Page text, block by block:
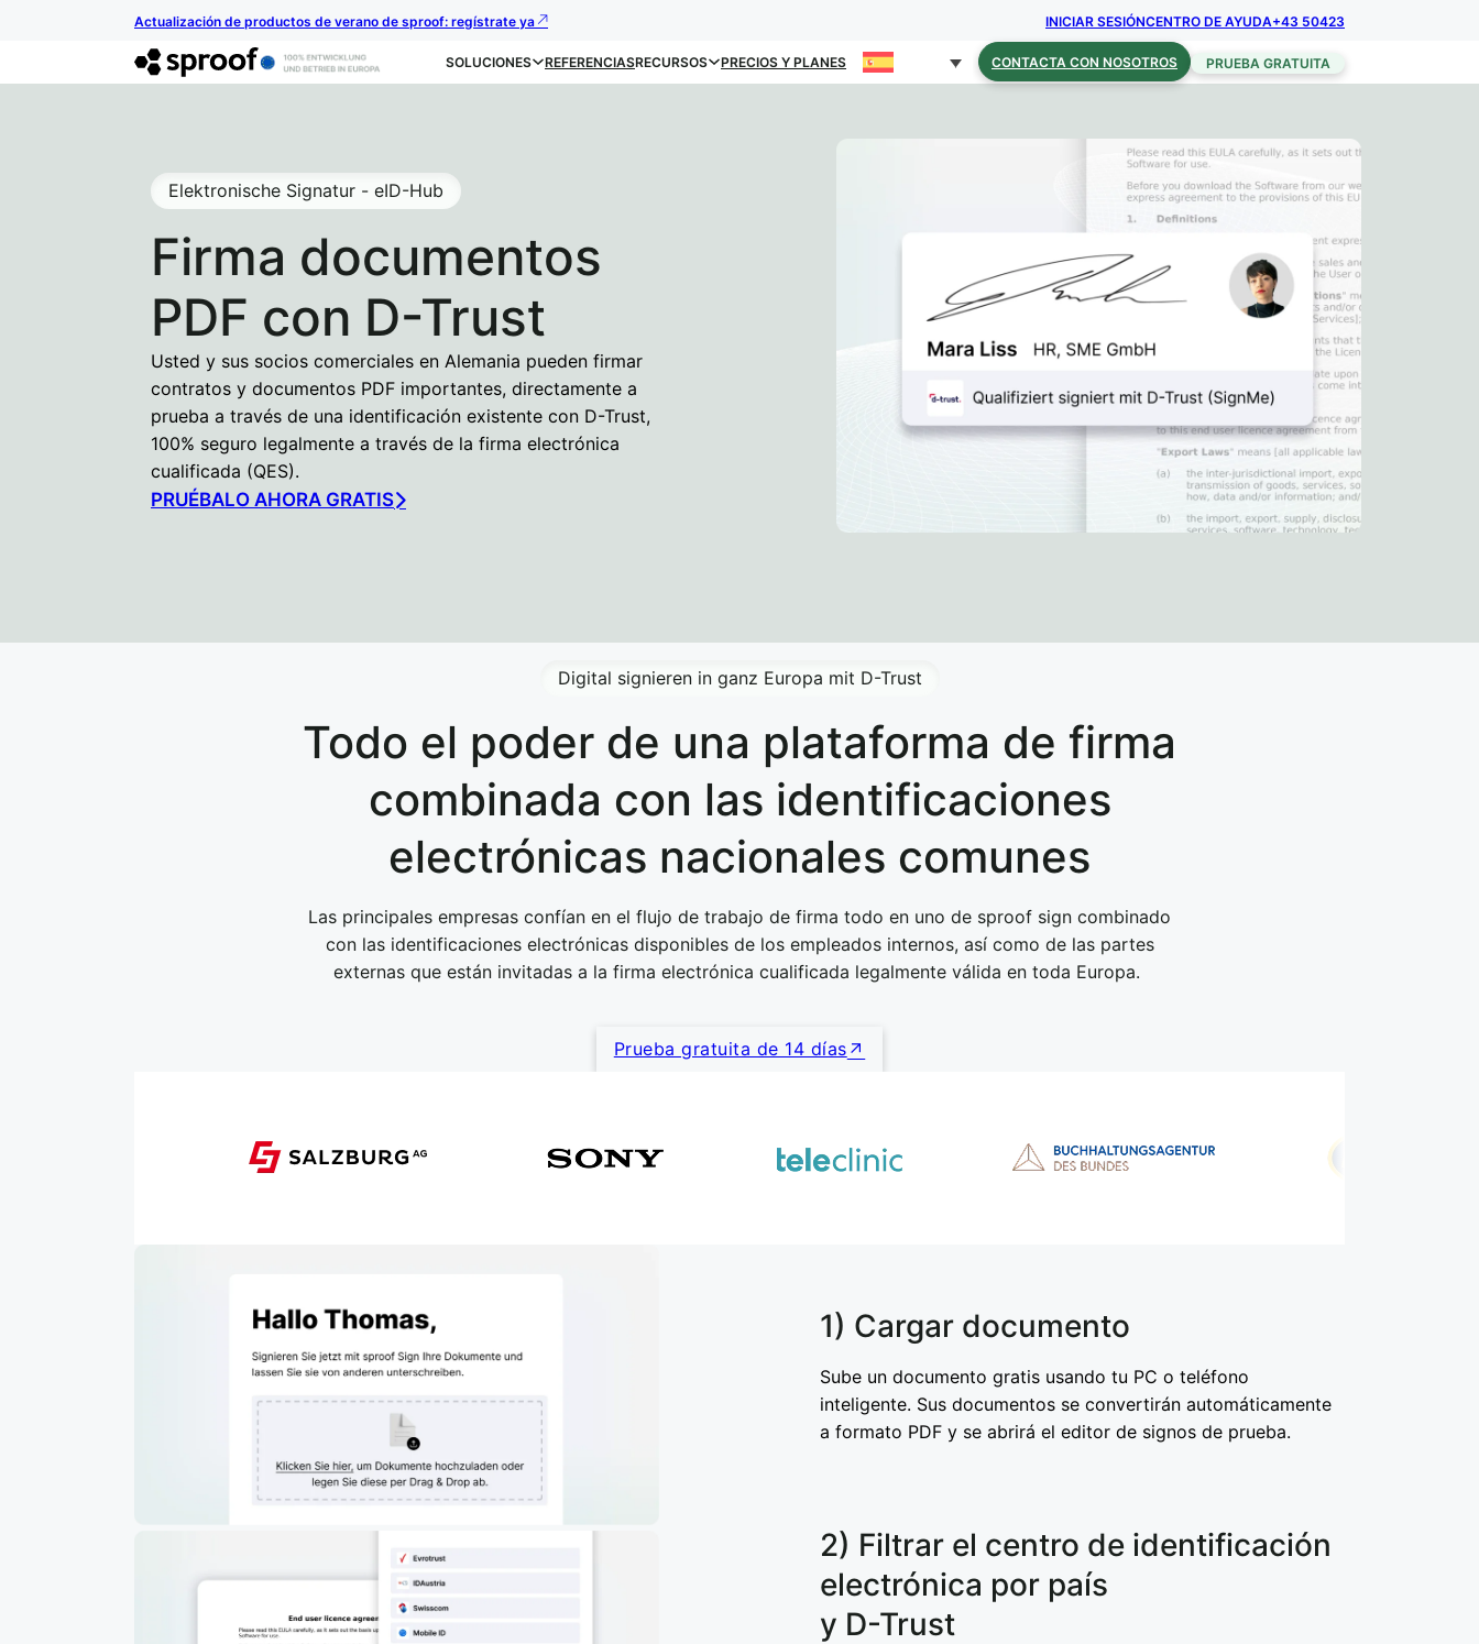
Actualización de productos de verano de sproof: regístrate ya INICIAR SESIÓNCENTRO DE AYUDA+43 50423
SOLUCIONES REFERENCIASRECURSOS PRECIOS Y PLANES CONTACTA CON NOSOTROS PRUEBA GRATUITA
Firma documentos
PDF con D-Trust
Elektronische Signatur - eID-Hub
Usted y sus socios comerciales en Alemania pueden firmar
contratos y documentos PDF importantes, directamente a
prueba a través de una identificación existente con D-Trust,
100% seguro legalmente a través de la firma electrónica
cualificada (QES).
PRUÉBALO AHORA GRATIS
Todo el poder de una plataforma de firma
combinada con las identificaciones
electrónicas nacionales comunes
Las principales empresas confían en el flujo de trabajo de firma todo en uno de sproof sign combinado
con las identificaciones electrónicas disponibles de los empleados internos, así como de las partes
externas que están invitadas a la firma electrónica cualificada legalmente válida en toda Europa.
Digital signieren in ganz Europa mit D-Trust
Prueba gratuita de 14 días
1) Cargar documento
Sube un documento gratis usando tu PC o teléfono
inteligente. Sus documentos se convertirán automáticamente
a formato PDF y se abrirá el editor de signos de prueba.
2) Filtrar el centro de identificación
electrónica por país
y D-Trust